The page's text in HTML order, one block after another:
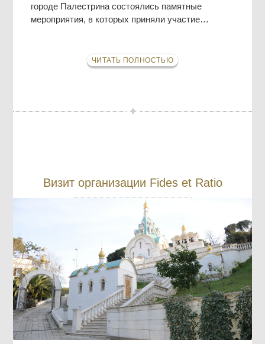
городе Палестрина состоялись памятные
мероприятия, в которых приняли участие…
ЧИТАТЬ ПОЛНОСТЬЮ
Визит организации Fides et Ratio